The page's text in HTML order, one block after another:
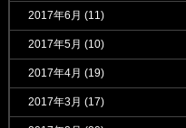
2017年6月 (11)
2017年5月 (10)
2017年4月 (19)
2017年3月 (17)